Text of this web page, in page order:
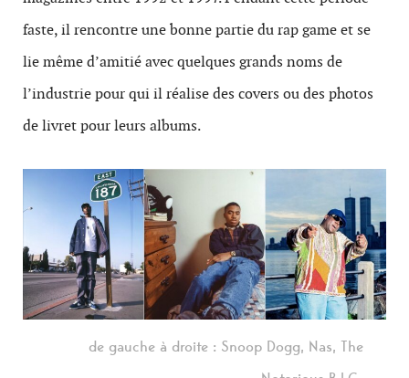
faste, il rencontre une bonne partie du rap game et se
lie même d’amitié avec quelques grands noms de
l’industrie pour qui il réalise des covers ou des photos
de livret pour leurs albums.
de gauche à droite : Snoop Dogg, Nas, The